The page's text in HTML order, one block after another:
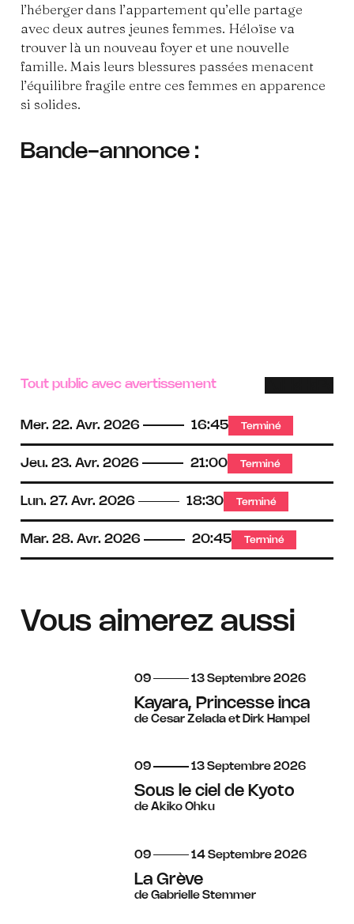
l’héberger dans l’appartement qu’elle partage
avec deux autres jeunes femmes. Héloïse va
trouver là un nouveau foyer et une nouvelle
famille. Mais leurs blessures passées menacent
l’équilibre fragile entre ces femmes en apparence
si solides.
Bande-annonce :
Tout public avec avertissement
Mer. 22. Avr. 2026 16:45 Terminé
Jeu. 23. Avr. 2026 21:00 Terminé
Lun. 27. Avr. 2026 18:30 Terminé
Mar. 28. Avr. 2026 20:45 Terminé
Vous aimerez aussi
du
09 au
13 septembre
Septembre 2026
Kayara, Princesse inca
de Cesar Zelada et Dirk Hampel
du
09 au
13 septembre
Septembre 2026
Sous le ciel de Kyoto
de Akiko Ohku
du
09 au
14 septembre
Septembre 2026
La Grève
de Gabrielle Stemmer